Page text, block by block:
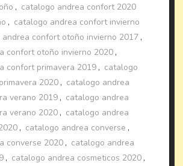
, catalogo andrea confort 2020
, catalogo andrea confort invierno
confort otoño invierno 2017 ,
confort otoño invierno 2020 ,
confort primavera 2019 , catalogo
2020 , catalogo andrea
verano 2019 , catalogo andrea
verano 2020 , catalogo andrea
, catalogo andrea converse ,
converse 2020 , catalogo andrea
, catalogo andrea cosmeticos 2020 ,